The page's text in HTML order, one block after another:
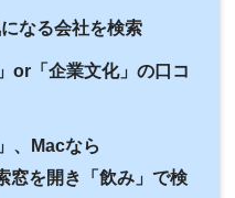
なる会社を検索
or「企業文化」の口コ
、Macなら
窓を開き「飲み」で検